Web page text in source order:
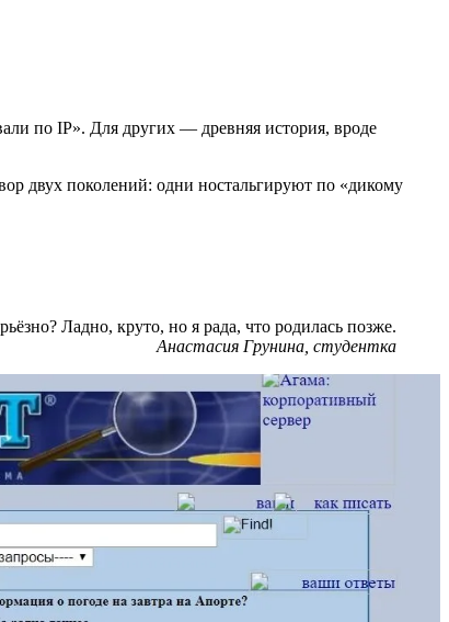
по IP». Для других — древняя история, вроде
двух поколений: одни ностальгируют по «дикому
Ладно, круто, но я рада, что родилась позже.
Анастасия Грунина, студентка